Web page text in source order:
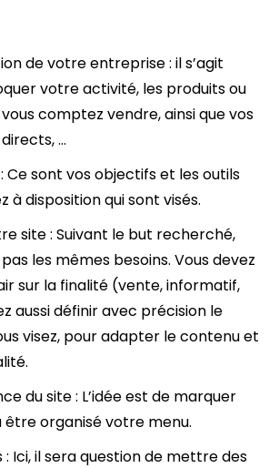
de votre entreprise : il s’agit
votre activité, les produits ou
comptez vendre, ainsi que vos
…
Ce sont vos objectifs et les outils
à disposition qui sont visés.
site : Suivant le but recherché,
les mêmes besoins. Vous devez
sur la finalité (vente, informatif,
aussi définir avec précision le
visez, pour adapter le contenu et
du site : L’idée est de marquer
organisé votre menu.
: Ici, il sera question de mettre des